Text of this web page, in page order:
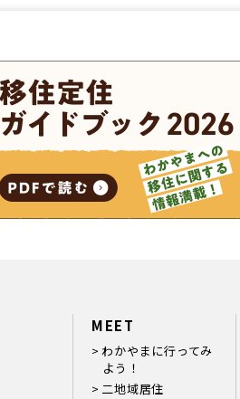
MEET
わかやまに行ってみ
よう！
二地域居住